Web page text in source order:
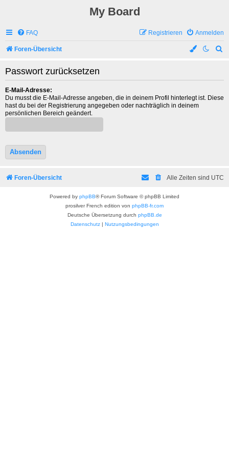
My Board
FAQ Anmelden
Registrieren
Foren-Übersicht
Passwort zurücksetzen
E-Mail-Adresse:
Du musst die E-Mail-Adresse angeben, die in deinem Profil hinterlegt ist. Diese
hast du bei der Registrierung angegeben oder nachträglich in deinem
persönlichen Bereich geändert.
Foren-Übersicht Alle Zeiten sind UTC
Powered by phpBB® Forum Software © phpBB Limited
prosilver French edition von phpBB-fr.com
Deutsche Übersetzung durch phpBB.de
Datenschutz| Nutzungsbedingungen